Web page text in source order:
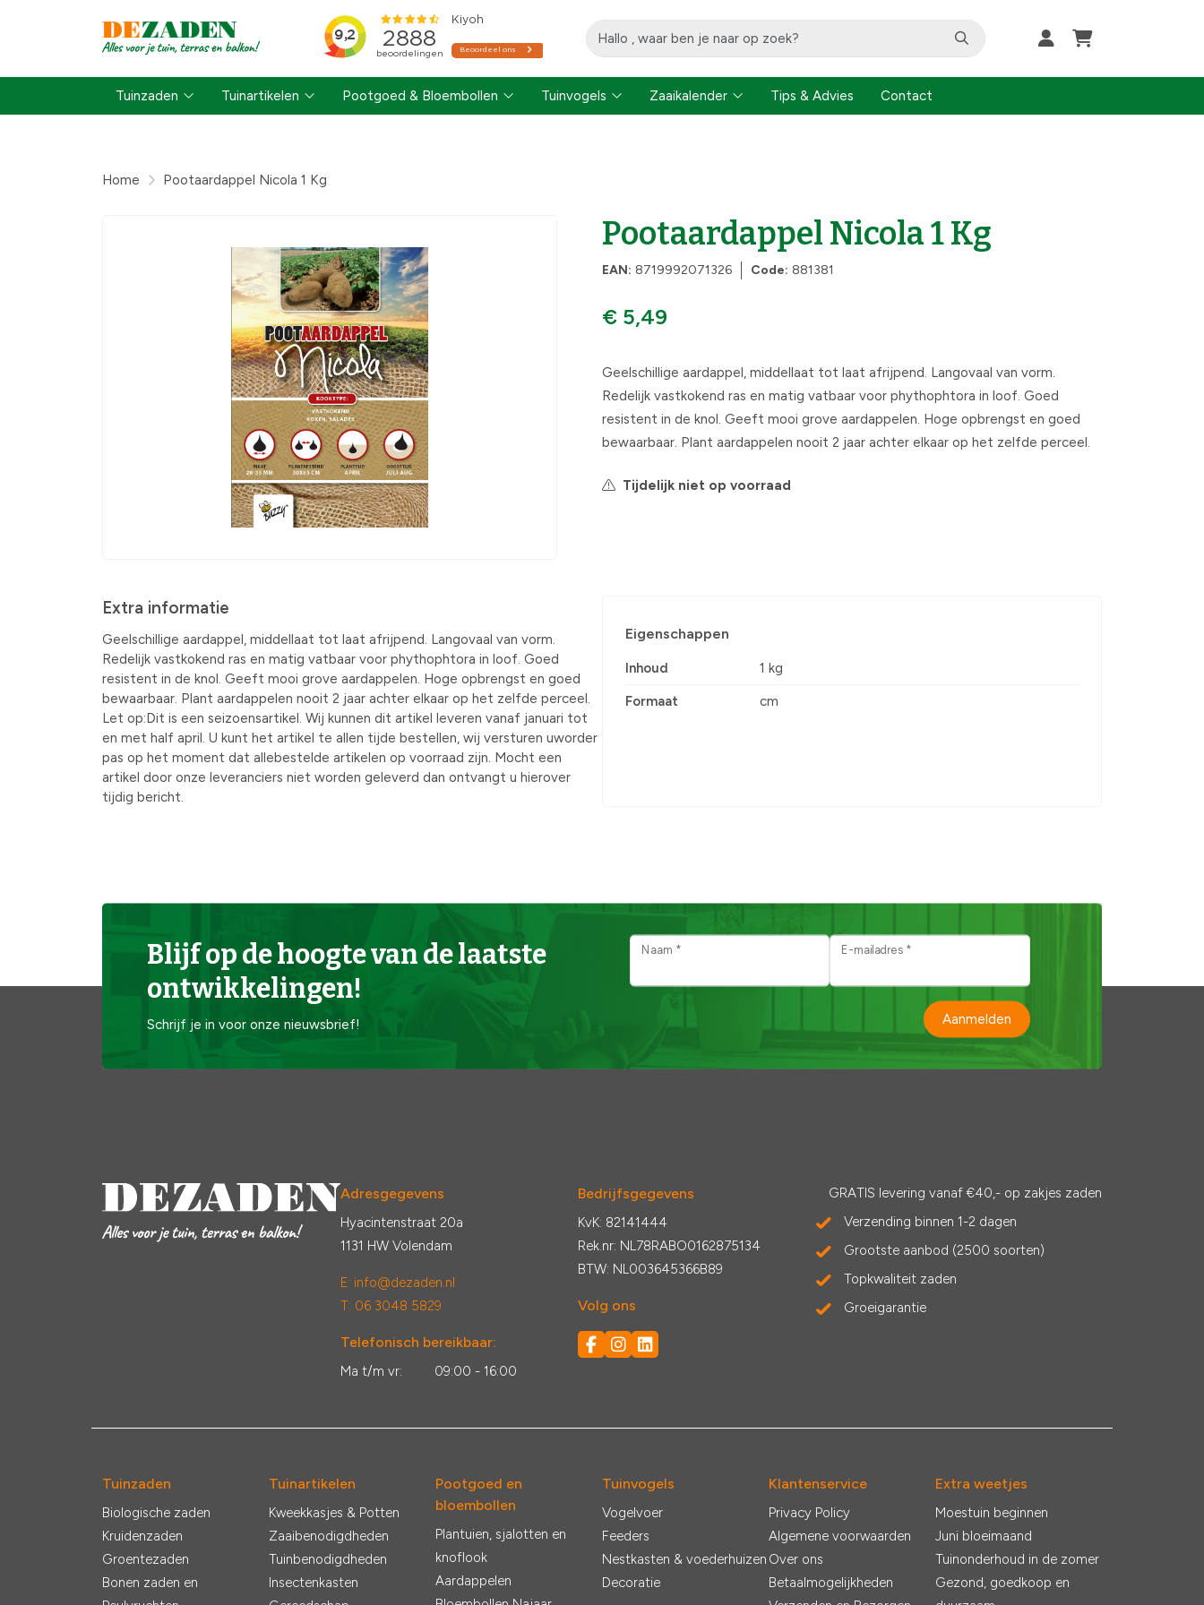
Tuinzaden Tuinartikelen Pootgoed & Bloembollen Tuinvogels Zaaikalender Tips & Advies Contact
Home Pootaardappel Nicola 1 Kg
Pootaardappel Nicola 1 Kg
EAN: 8719992071326 Code: 881381
€ 5,49
Geelschillige aardappel, middellaat tot laat afrijpend. Langovaal van vorm.
Redelijk vastkokend ras en matig vatbaar voor phythophtora in loof. Goed
resistent in de knol. Geeft mooi grove aardappelen. Hoge opbrengst en goed
bewaarbaar. Plant aardappelen nooit 2 jaar achter elkaar op het zelfde perceel.
Tijdelijk niet op voorraad
Extra informatie
Geelschillige aardappel, middellaat tot laat afrijpend. Langovaal van vorm.
Redelijk vastkokend ras en matig vatbaar voor phythophtora in loof. Goed
resistent in de knol. Geeft mooi grove aardappelen. Hoge opbrengst en goed
bewaarbaar. Plant aardappelen nooit 2 jaar achter elkaar op het zelfde perceel.
Let op:Dit is een seizoensartikel. Wij kunnen dit artikel leveren vanaf januari tot
en met half april. U kunt het artikel te allen tijde bestellen, wij versturen uworder
pas op het moment dat allebestelde artikelen op voorraad zijn. Mocht een
artikel door onze leveranciers niet worden geleverd dan ontvangt u hierover
tijdig bericht.
Eigenschappen
Inhoud 1 kg
Formaat cm
Blijf op de hoogte van de laatste
ontwikkelingen!
Schrijf je in voor onze nieuwsbrief!
Naam * E-mailadres *
Aanmelden
Adresgegevens
Hyacintenstraat 20a
1131 HW Volendam
E: info@dezaden.nl
T: 06 3048 5829
Telefonisch bereikbaar:
Ma t/m vr: 09:00 - 16:00
Bedrijfsgegevens
KvK: 82141444
Rek.nr: NL78RABO0162875134
BTW: NL003645366B89
Volg ons
GRATIS levering vanaf €40,- op zakjes zaden
Verzending binnen 1-2 dagen
Grootste aanbod (2500 soorten)
Topkwaliteit zaden
Groeigarantie
Tuinzaden
Biologische zaden
Kruidenzaden
Groentezaden
Bonen zaden en
Tuinartikelen
Kweekkasjes & Potten
Zaaibenodigdheden
Tuinbenodigdheden
Insectenkasten
Pootgoed en
bloembollen
Plantuien, sjalotten en
knoflook
Aardappelen
Tuinvogels
Vogelvoer
Feeders
Nestkasten & voederhuizen
Decoratie
Klantenservice
Privacy Policy
Algemene voorwaarden
Over ons
Betaalmogelijkheden
Extra weetjes
Moestuin beginnen
Juni bloeimaand
Tuinonderhoud in de zomer
Gezond, goedkoop en